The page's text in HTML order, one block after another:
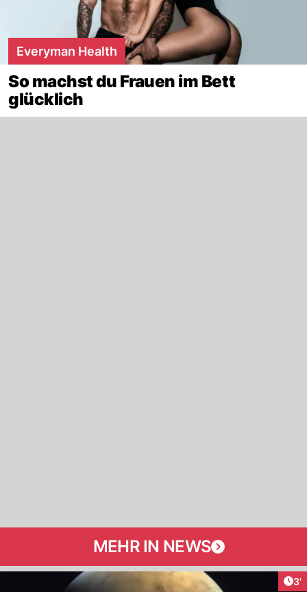
Everyman Health
So machst du Frauen im Bett
glücklich
MEHR IN NEWS
3'